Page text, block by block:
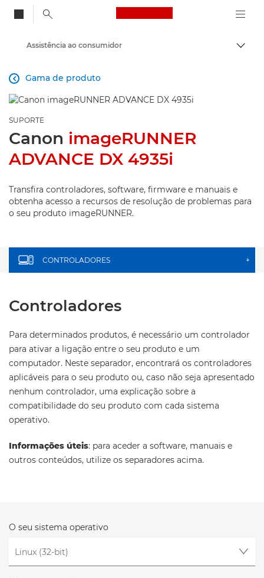
Canon Logo, back
Assistência ao consumidor
Gama de produto

SUPORTE
Canon imageRUNNER
ADVANCE DX 4935i
Transfira controladores, software, firmware e manuais e
obtenha acesso a recursos de resolução de problemas para
o seu produto imageRUNNER.
CONTROLADORES +
Controladores
Para determinados produtos, é necessário um controlador
para ativar a ligação entre o seu produto e um
computador. Neste separador, encontrará os controladores
aplicáveis para o seu produto ou, caso não seja apresentado
nenhum controlador, uma explicação sobre a
compatibilidade do seu produto com cada sistema
operativo.
Informações úteis: para aceder a software, manuais e
outros conteúdos, utilize os separadores acima.
O seu sistema operativo